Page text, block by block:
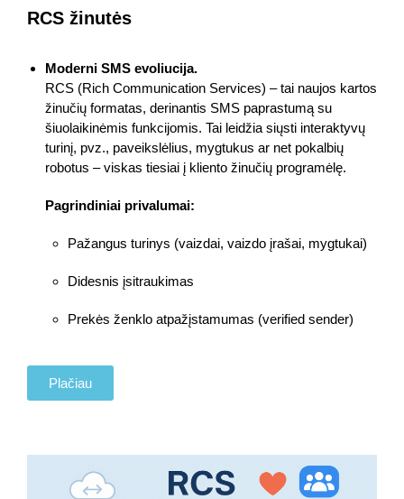
RCS žinutės
Moderni SMS evoliucija.
RCS (Rich Communication Services) – tai naujos kartos
žinučių formatas, derinantis SMS paprastumą su
šiuolaikinėmis funkcijomis. Tai leidžia siųsti interaktyvų
turinį, pvz., paveikslėlius, mygtukus ar net pokalbių
robotus – viskas tiesiai į kliento žinučių programėlę.
Pagrindiniai privalumai:
Pažangus turinys (vaizdai, vaizdo įrašai, mygtukai)
Didesnis įsitraukimas
Prekės ženklo atpažįstamumas (verified sender)
Plačiau